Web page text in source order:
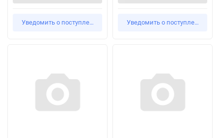
Уведомить о поступлении Уведомить о поступлении